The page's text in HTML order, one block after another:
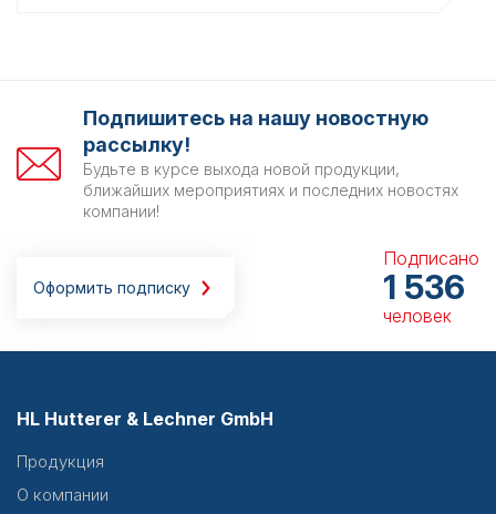
Подпишитесь на нашу новостную
рассылку!
Будьте в курсе выхода новой продукции,
ближайших мероприятиях и последних новостях
компании!
Оформить подписку
Подписано
1 536
человек
HL Hutterer & Lechner GmbH
Продукция
О компании